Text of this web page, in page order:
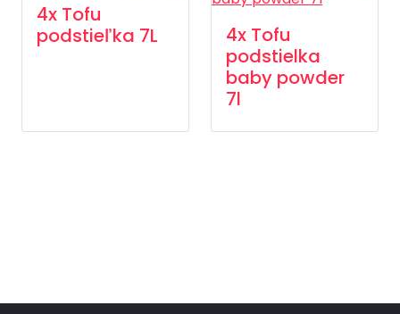
4x Tofu
podstieľka 7L
4x Tofu
podstielka
baby powder
7l